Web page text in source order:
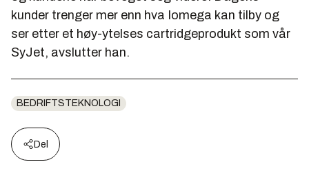
kunder trenger mer enn hva Iomega kan tilby og
ser etter et høy-ytelses cartridgeprodukt som vår
SyJet, avslutter han.
BEDRIFTSTEKNOLOGI
Del